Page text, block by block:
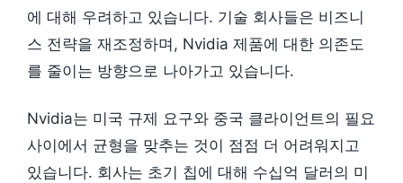
에 대해 우려하고 있습니다. 기술 회사들은 비즈니
스 전략을 재조정하며, Nvidia 제품에 대한 의존도
를 줄이는 방향으로 나아가고 있습니다.
Nvidia는 미국 규제 요구와 중국 클라이언트의 필요
사이에서 균형을 맞추는 것이 점점 더 어려워지고
있습니다. 회사는 초기 칩에 대해 수십억 달러의 미